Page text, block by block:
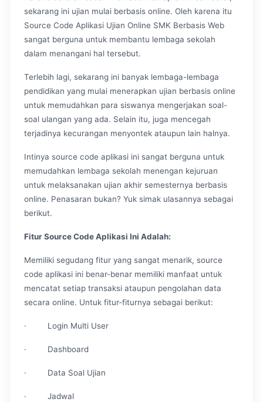
sekarang ini ujian mulai berbasis online. Oleh karena itu
Source Code Aplikasi Ujian Online SMK Berbasis Web
sangat berguna untuk membantu lembaga sekolah
dalam menangani hal tersebut.
Terlebih lagi, sekarang ini banyak lembaga-lembaga
pendidikan yang mulai menerapkan ujian berbasis online
untuk memudahkan para siswanya mengerjakan soal-
soal ulangan yang ada. Selain itu, juga mencegah
terjadinya kecurangan menyontek ataupun lain halnya.
Intinya source code aplikasi ini sangat berguna untuk
memudahkan lembaga sekolah menengan kejuruan
untuk melaksanakan ujian akhir semesternya berbasis
online. Penasaran bukan? Yuk simak ulasannya sebagai
berikut.
Fitur Source Code Aplikasi Ini Adalah:
Memiliki segudang fitur yang sangat menarik, source
code aplikasi ini benar-benar memiliki manfaat untuk
mencatat setiap transaksi ataupun pengolahan data
secara online. Untuk fitur-fiturnya sebagai berikut:
· Login Multi User
· Dashboard
· Data Soal Ujian
· Jadwal